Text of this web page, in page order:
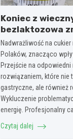
Koniec z
bezlaktozowa
w redukcji
Nadwrażliwość na
Polaków, znacząco
Przejście na
rozwiązaniem, które nie
gastryczne, ale również
Wykluczenie
energię. Profesjonalny
Czytaj dalej